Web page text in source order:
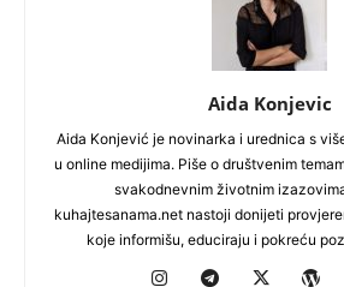
Aida Konjevic
Aida Konjević je novinarka i urednica s
u online medijima. Piše o društvenim
svakodnevnim životnim
kuhajtesanama.net nastoji donijeti
koje informišu, educiraju i pokreću